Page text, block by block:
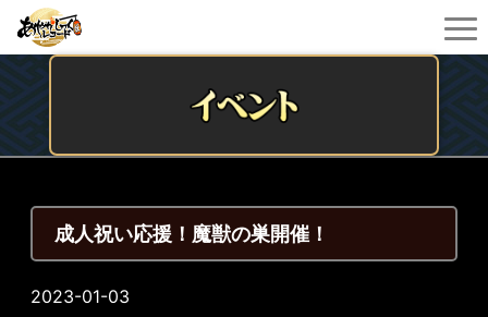
成人祝い応援！魔獣の巣開催！
2023-01-03